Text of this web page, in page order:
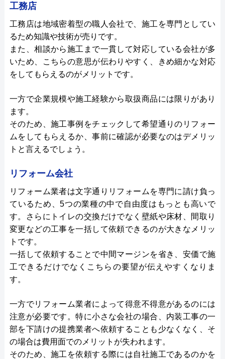
工務店
工務店は地域密着型の職人会社で、施工を専門としてい
るため知識や技術が売りです。
また、相談から施工まで一貫して対応している会社が多
いため、こちらの意思が伝わりやすく、きめ細かな対応
をしてもらえるのがメリットです。
一方で企業規模や施工経験から取扱商品には限りがあり
ます。
そのため、施工事例をチェックして希望通りのリフォー
ムをしてもらえるか、事前に確認が必要なのはデメリッ
トと言えるでしょう。
リフォーム会社
リフォーム業者は文字通りリフォームを専門に請け負っ
ているため、5つの業種の中で自由度はもっとも高いで
す。さらにトイレの交換だけでなく壁紙や床材、間取り
変更などの工事を一括して依頼できるのが大きなメリッ
トです。
一括して依頼することで中間マージンを省き、安価で施
工できるだけでなくこちらの要望が伝えやすくなりま
す。
一方でリフォーム業者によって得意不得意があるのには
注意が必要です。特に小さな会社の場合、内装工事の一
部を下請けの提携業者へ依頼することも少なくなく、そ
の場合は費用面でのメリットが失われます。
そのため、施工を依頼する際には自社施工であるのかを